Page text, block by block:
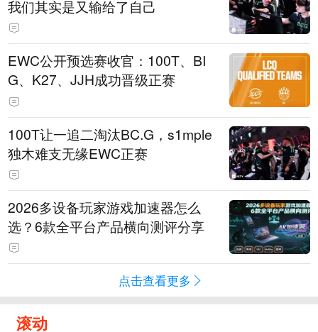
我们其实是又输给了自己
EWC公开预选赛收官：100T、BI
G、K27、JJH成功晋级正赛
100T让一追二淘汰BC.G，s1mple
独木难支无缘EWC正赛
2026多设备玩家游戏加速器怎么
选？6款全平台产品横向测评分享
点击查看更多
滚动